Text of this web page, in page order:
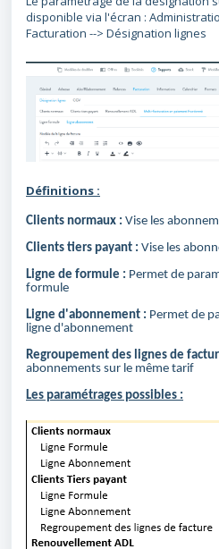
disponible via l'écran :
Facturation --> Désignation lignes
Définitions :
Clients normaux : Vise les
Clients tiers payant : Vise les
Ligne de formule : Permet de
formule
Ligne d'abonnement : Permet de
ligne d'abonnement
Regroupement des lignes de
abonnements sur le même tarif
Les paramétrages possibles :